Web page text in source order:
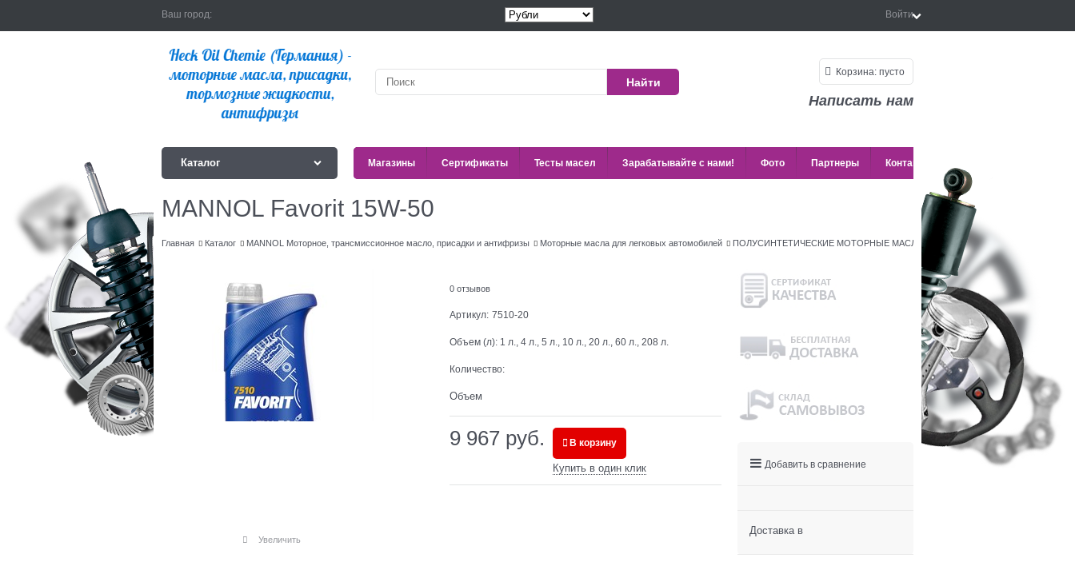
Ваш город: Войти
Найти
Корзина: пусто
Написать нам
Каталог Магазины Сертификаты Тесты масел Зарабатывайте с нами! Фото Партнеры Контакты
MANNOL Favorit 15W-50
Главная Каталог MANNOL Моторное, трансмиссионное масло, присадки и антифризы Моторные масла для легковых автомобилей ПОЛУСИНТЕТИЧЕСКИЕ МОТОРНЫЕ МАСЛА MANNOL Favorit 15W-50
Увеличить
0 отзывов
Артикул: 7510-20
Объем (л): 1 л., 4 л., 5 л., 10 л., 20 л., 60 л., 208 л.
Количество:
Объем
9 967 руб. В корзину
Купить в один клик Добавить в сравнение
Доставка в